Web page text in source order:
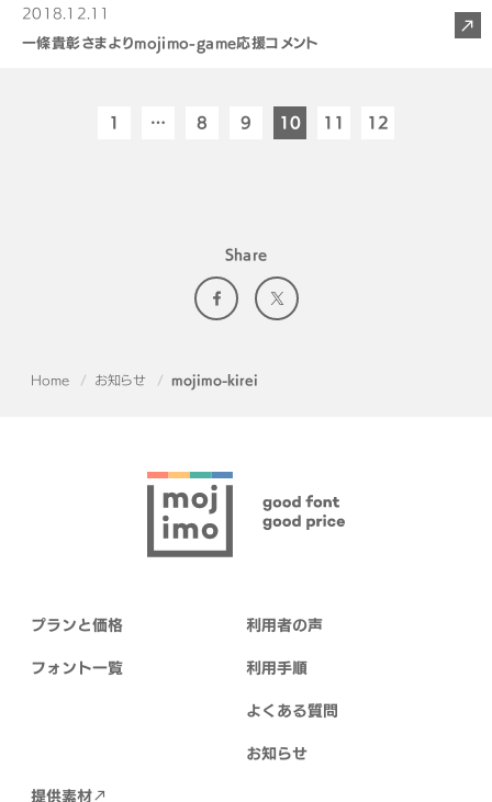
2018.12.11
一條貴彰さまよりmojimo-game応援コメント
1 … 8 9 10 11 12
Share
Home お知らせ mojimo-kirei
プランと価格
フォント一覧
利用者の声
利用手順
よくある質問
お知らせ
提供素材